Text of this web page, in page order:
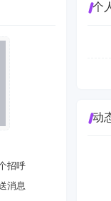
招呼
消息
个
动